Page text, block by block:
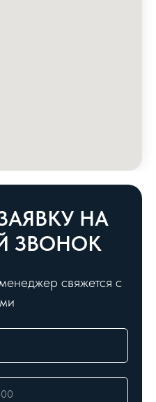
НА
ЗВОНОК
свяжется с